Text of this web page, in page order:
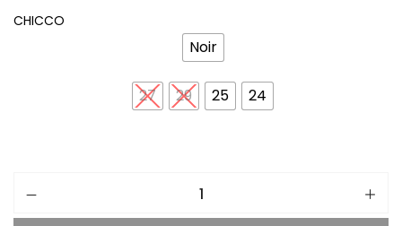
Noir
27 29 25 24
CHICCO